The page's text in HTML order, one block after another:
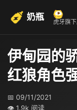
奶瓶 虎牙旗
伊甸园的
红狼角色
📅 09/11/2021
👁 1.9k 阅读